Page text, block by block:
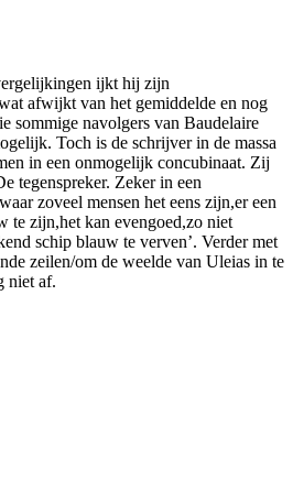
ijkt hij zijn
afwijkt van het gemiddelde en nog
sommige navolgers van Baudelaire
Toch is de schrijver in de massa
in een onmogelijk concubinaat. Zij
tegenspreker. Zeker in een
zoveel mensen het eens zijn,er een
te zijn,het kan evengoed,zo niet
schip blauw te verven’. Verder met
zeilen/om de weelde van Uleias in te
niet af.